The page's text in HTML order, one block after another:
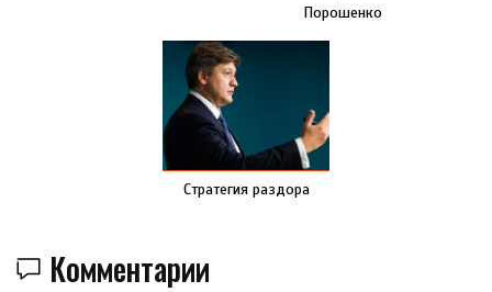
Порошенко
Стратегия раздора
Комментарии